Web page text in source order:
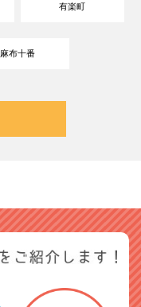
有楽町
麻布十番